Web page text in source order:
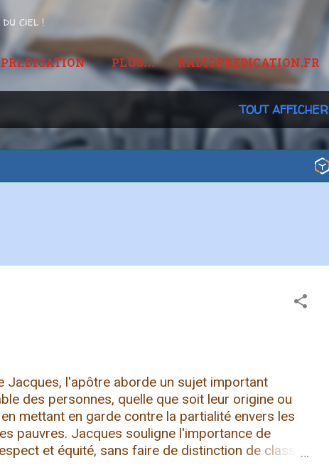
du ciel !
PLUS… RADIOPREDICATION.FR
TOUT AFFICHER
Jacques, l'apôtre aborde un sujet important
des personnes, quelle que soit leur origine ou
mettant en garde contre la partialité envers les
pauvres. Jacques souligne l'importance de
et équité, sans faire de distinction de classe